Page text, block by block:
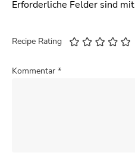
Erforderliche Felder sind mit
Recipe Rating
Kommentar *